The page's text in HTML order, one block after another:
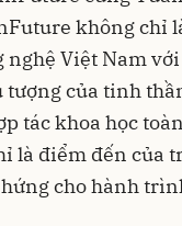
không chỉ
nghệ Việt Nam
của tinh
tác khoa học
là điểm đến của
cho hành